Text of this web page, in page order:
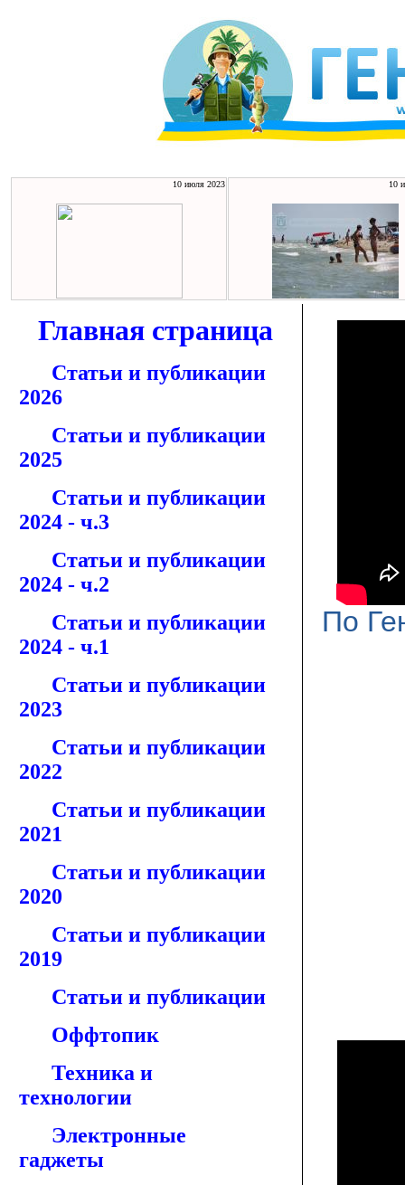
10 июля 2023 10
Главная страница
Статьи и публикации
2026
Статьи и публикации
2025
Статьи и публикации
2024 - ч.3
Статьи и публикации
2024 - ч.2
Статьи и публикации
2024 - ч.1
Статьи и публикации
2023
Статьи и публикации
2022
Статьи и публикации
2021
Статьи и публикации
2020
Статьи и публикации
2019
Статьи и публикации
Оффтопик
Техника и
технологии
Электронные
гаджеты
По